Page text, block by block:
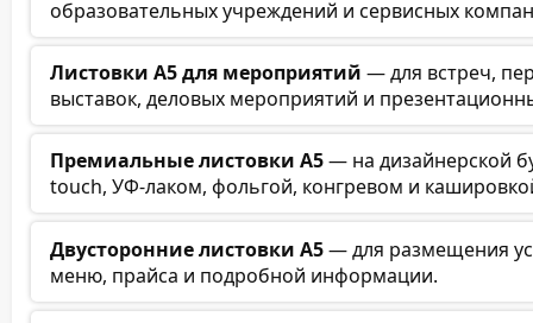
образовательных учреждений и сервисных
Листовки А5 для мероприятий — для встреч,
выставок, деловых мероприятий и
Премиальные листовки А5— на дизайнерской
touch, УФ-лаком, фольгой, конгревом и
Двусторонние листовки А5— для размещения
меню, прайса и подробной информации.